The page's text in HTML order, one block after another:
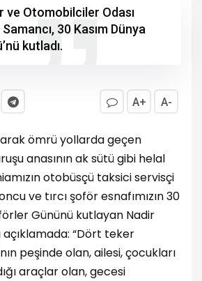
ve Otomobilciler Odası
30 Kasım Dünya
kutladı.
A+ A-
ömrü yollarda geçen
anasının ak sütü gibi helal
otobüsçü taksici servisçi
ve tırcı şoför esnafımızın 30
Gününü kutlayan Nadir
açıklamada: “Dört teker
peşinde olan, ailesi, çocukları
araçlar olan, gecesi